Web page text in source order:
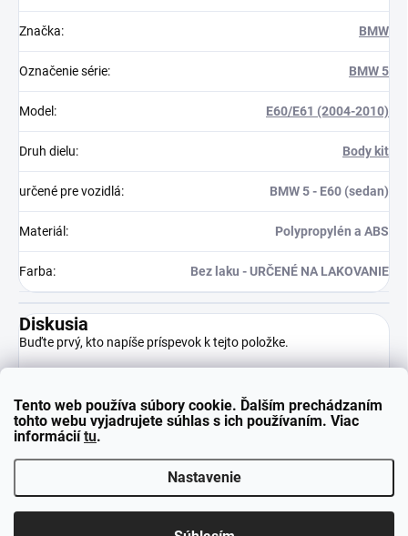
Tento web používa súbory cookie. Ďalším prechádzaním
tohto webu vyjadrujete súhlas s ich používaním. Viac
informáciítu.
Nastavenie
Značka: BMW
Označenie série: BMW 5
Model : E60/E61 (2004-2010)
Druh dielu: Body kit
určené pre vozidlá: BMW 5 - E60 (sedan)
Materiál : Polypropylén a ABS
Farba: Bez laku - URČENÉ NA LAKOVANIE
Diskusia
Buďte prvý, kto napíše príspevok k tejto položke.
Pridať komentár
neuparts.sk . Všetky práva vyhradené.